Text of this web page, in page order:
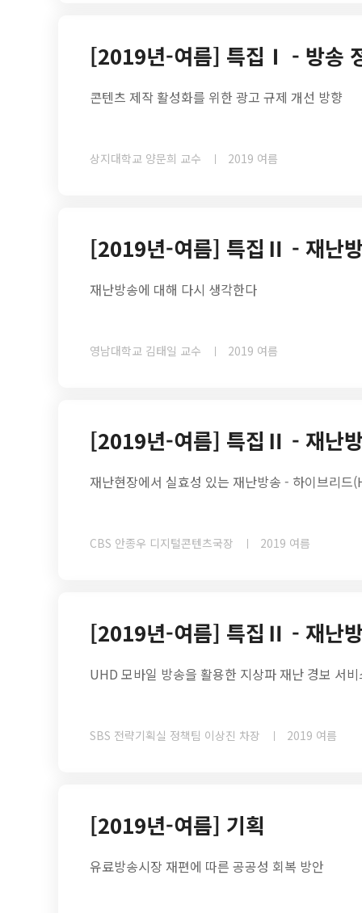
[2019년-여름] 특집Ⅰ - 방송
콘텐츠 제작 활성화를 위한 광고 규제 개선 방향
상지대학교 양문희 교수 2019 여름
[2019년-여름] 특집Ⅱ - 재난
재난방송에 대해 다시 생각한다
영남대학교 김태일 교수 2019 여름
[2019년-여름] 특집Ⅱ - 재난
재난현장에서 실효성 있는 재난방송 - 하이브리
CBS 안종우 디지털콘텐츠국장 2019 여름
[2019년-여름] 특집Ⅱ - 재난
UHD 모바일 방송을 활용한 지상파 재난 경보 서비
SBS 전략기획실 정책팀 이상진 차장 2019 여름
[2019년-여름] 기획
유료방송시장 재편에 따른 공공성 회복 방안